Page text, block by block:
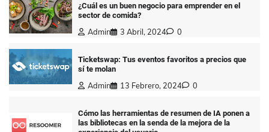
¿Cuál es un buen negocio para emprender en el
sector de comida?
Admin 3 Abril, 2024 0
Ticketswap: Tus eventos favoritos a precios que
sí te molan
Admin 13 Febrero, 2024 0
Cómo las herramientas de resumen de IA ponen a
las bibliotecas en la senda de la mejora de la